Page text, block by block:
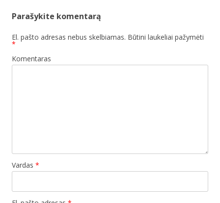
Parašykite komentarą
El. pašto adresas nebus skelbiamas. Būtini laukeliai pažymėti
*
Komentaras
Vardas *